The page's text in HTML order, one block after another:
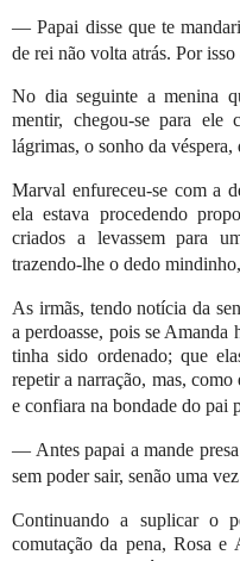
— Papai disse que te
de rei não volta atrás. Por
No dia seguinte a menina
mentir, chegou-se para ele
lágrimas, o sonho da
Marval enfureceu-se com a
ela estava procedendo
criados a levassem para
trazendo-lhe o dedo
As irmãs, tendo notícia da
a perdoasse, pois se
tinha sido ordenado; que
repetir a narração, mas,
e confiara na bondade do pai
— Antes papai a mande
sem poder sair, senão uma
Continuando a suplicar o
comutação da pena, Rosa